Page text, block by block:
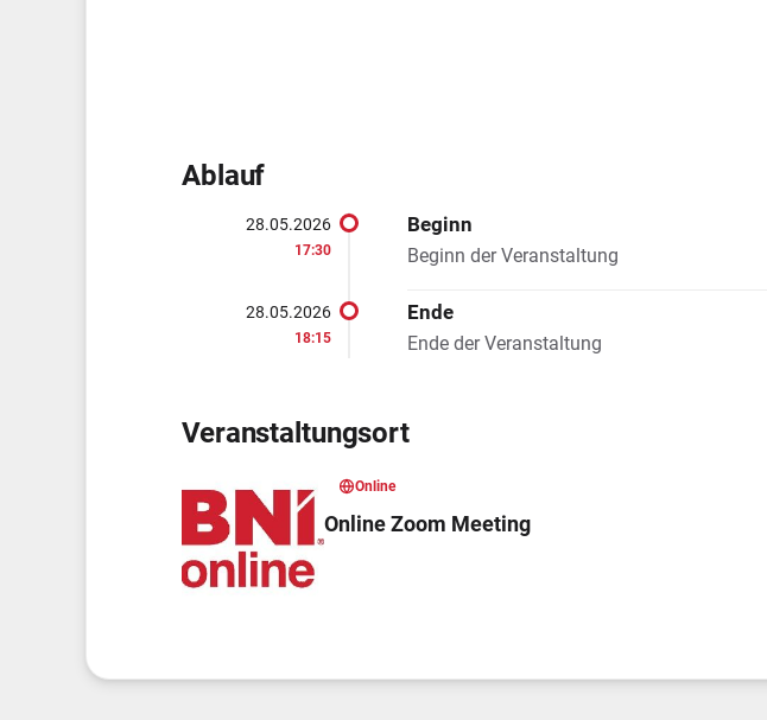
Ablauf
28.05.2026
17:30
Beginn
Beginn der Veranstaltung
28.05.2026
18:15
Ende
Ende der Veranstaltung
Veranstaltungsort
Online
Online Zoom Meeting